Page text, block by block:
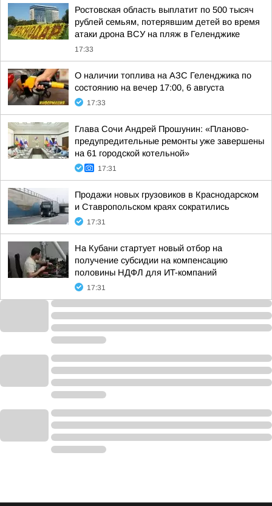
Ростовская область выплатит по 500 тысяч
рублей семьям, потерявшим детей во время
атаки дрона ВСУ на пляж в Геленджике
17:33
О наличии топлива на АЗС Геленджика по
состоянию на вечер 17:00, 6 августа
17:33
Глава Сочи Андрей Прошунин: «Планово-
предупредительные ремонты уже завершены
на 61 городской котельной»
17:31
Продажи новых грузовиков в Краснодарском
и Ставропольском краях сократились
17:31
На Кубани стартует новый отбор на
получение субсидии на компенсацию
половины НДФЛ для ИT-компаний
17:31